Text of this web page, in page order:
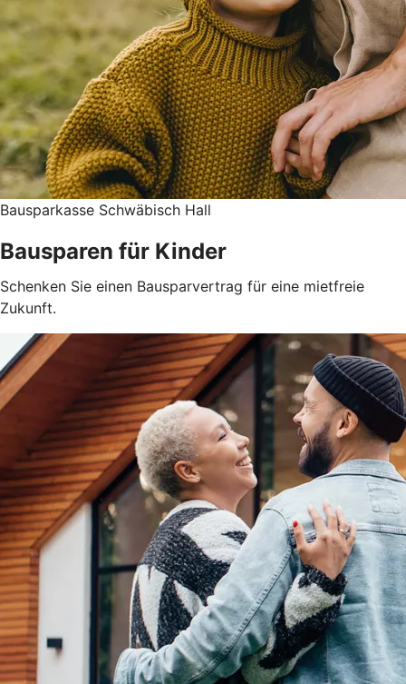
Bausparkasse Schwäbisch Hall
Bausparen für Kinder
Schenken Sie einen Bausparvertrag für eine mietfreie
Zukunft.